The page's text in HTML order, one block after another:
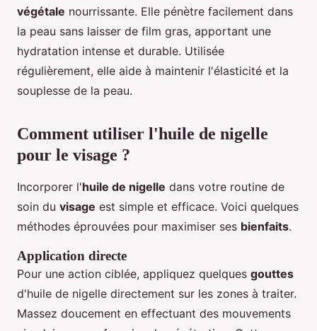
végétale nourrissante. Elle pénètre facilement dans
la peau sans laisser de film gras, apportant une
hydratation intense et durable. Utilisée
régulièrement, elle aide à maintenir l'élasticité et la
souplesse de la peau.
Comment utiliser l'huile de nigelle
pour le visage ?
Incorporer l'huile de nigelle dans votre routine de
soin du visage est simple et efficace. Voici quelques
méthodes éprouvées pour maximiser ses bienfaits.
Application directe
Pour une action ciblée, appliquez quelques gouttes
d'huile de nigelle directement sur les zones à traiter.
Massez doucement en effectuant des mouvements